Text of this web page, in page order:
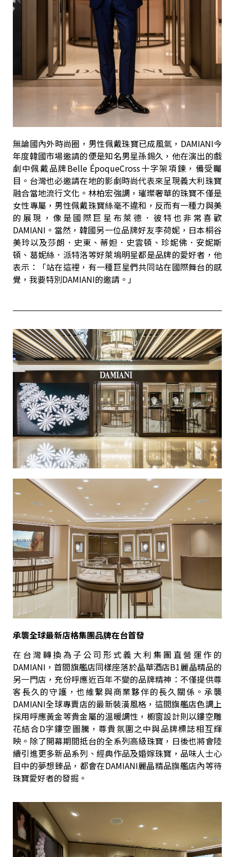
無論國內外時尚圈，男性佩戴珠寶已成風氣，DAMIANI今
年度韓國市場邀請的便是知名男星孫錫久，他在演出的戲
劇中佩戴品牌Belle ÉpoqueCross十字架項鍊，備受矚
目。台灣也必邀請在地的影劇時尚代表來呈現義大利珠寶
融合當地流行文化。林柏宏強調，璀璨奢華的珠寶不僅是
女性專屬，男性佩戴珠寶絲毫不違和，反而有一種力與美
的展現，像是國際巨星布萊德．彼特也非常喜歡
DAMIANI。當然，韓國另一位品牌好友李荷妮，日本桐谷
美玲以及莎朗．史東、蒂妲．史雲頓、珍妮佛．安妮斯
頓、葛妮絲．派特洛等好萊塢明星都是品牌的愛好者，他
表示：「站在這裡，有一種巨星們共同站在國際舞台的感
覺，我要特別DAMIANI的邀請。」
承襲全球最新店格集團品牌在台首發
在台灣轉換為子公司形式義大利集團直營運作的
DAMIANI，首間旗艦店同樣座落於晶華酒店B1麗晶精品的
另一門店，充份呼應近百年不變的品牌精神：不僅提供尊
客長久的守護，也維繫與商業夥伴的長久關係。承襲
DAMIANI全球專賣店的最新裝潢風格，這間旗艦店色調上
採用呼應黃金等貴金屬的溫暖調性，櫥窗設計則以鏤空雕
花結合D字鏤空圖騰，尊貴氛圍之中與品牌標誌相互輝
映。除了開幕期間抵台的全系列高級珠寶，日後也將會陸
續引進更多新品系列、經典作品及婚嫁珠寶，品味人士心
目中的夢想臻品，都會在DAMIANI麗晶精品旗艦店內等待
珠寶愛好者的發掘。